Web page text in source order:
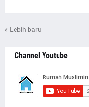
Lebih baru
Channel Youtube